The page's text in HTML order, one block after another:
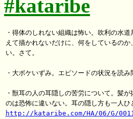
#kataribe
・得体のしれない組織は怖い。吹利の水
えて描かれないだけに、何をしているの
い。さて。
・大ボケいずみ。エピソードの状況を読
・獣耳の人の耳隠しの苦労について。髪
http://kataribe.com/HA/06/G/